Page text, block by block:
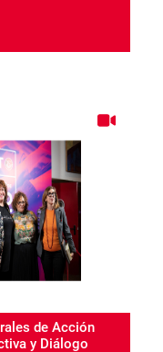
de Acción
y Diálogo